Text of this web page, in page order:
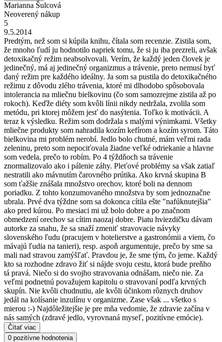
Marianna Šulcová
Neoverený nákup
5
9.5.2014
Predtým, než som si kúpila knihu, čítala som recenzie. Zistila som,
že mnoho ľudí ju hodnotilo napriek tomu, že si ju iba prezreli, avšak
detoxikačný režim neabsolvovali. Verím, že každý jeden človek je
jedinečný, má aj jedinečný organizmus a trávenie, preto nemusí byť
daný režim pre každého ideálny. Ja som sa pustila do detoxikačného
režimu z dôvodu zlého trávenia, ktoré mi dlhodobo spôsobovala
intolerancia na mliečnu bielkovinu (čo som samozrejme zistila až po
rokoch). Keďže diéty som kvôli línii nikdy nedržala, zvolila som
metódu, pri ktorej môžem jesť do nasýtenia. Toľko k motivácii. A
teraz k výsledku. Režim som dodržala s malými výnimkami. Všetky
mliečne produkty som nahradila kozím kefírom a kozím syrom. Táto
bielkovina mi problém nerobí. Jedlo bolo chutné, mám veľmi rada
zeleninu, preto som nepociťovala žiadne veľké odriekanie a hlavne
som vedela, prečo to robím. Po 4 týždňoch sa trávenie
znormalizovalo ako i pálenie záhy. Pleťové problémy sa však zatiaľ
nestratili ako mávnutím čarovného prútika. Ako krvná skupina B
som ťažšie znášala množstvo orechov, ktoré boli na dennom
poriadku. Z tohto konzumovaného množstva by som jednoznačne
ubrala. Prvé dva týždne som sa dokonca cítila ešte "nafúknutejšia"
ako pred kúrou. Po mesiaci mi už bolo dobre a po značnom
obmedzení orechov sa cítim naozaj dobre. Piatu hviezdičku dávam
autorke za snahu, že sa snaží zmeniť stravovacie návyky
slovenského ľudu (pracujem v hotelierstve a gastronómii a viem, čo
mávajú ľudia na tanieri), resp. aspoň argumentuje, prečo by sme sa
mali nad stravou zamýšľať. Pravdou je, že sme tým, čo jeme. Každý
kto sa rozhodne zdravo žiť si nájde svoju cestu, ktorá bude preňho
tá pravá. Niečo si do svojho stravovania odnášam, niečo nie. Za
veľmi podnetnú považujem kapitolu o stravovaní podľa krvných
skupín. Nie kvôli chudnutiu, ale kvôli účinkom rôznych druhov
jedál na kolísanie inzulínu v organizme. Zase však ... všetko s
mierou :-) Najdôležitejšie je pre mňa vedomie, že zdravie začína v
nás samých (zdravé jedlo, vyrovnaná myseľ, pozitívne emócie).
Čítať viac
0 pozitívne hodnotenia